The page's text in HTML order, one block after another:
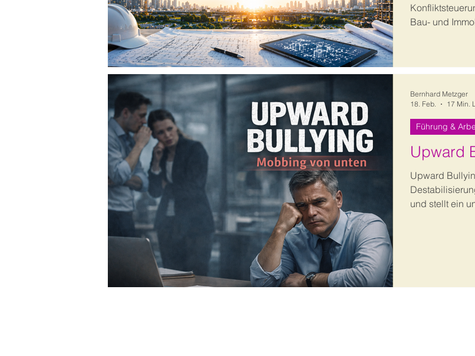
Bau- und
Upward
Upward
und stellt ein
Führung &
Bernhard Metzger
18. Feb.
17 Min.